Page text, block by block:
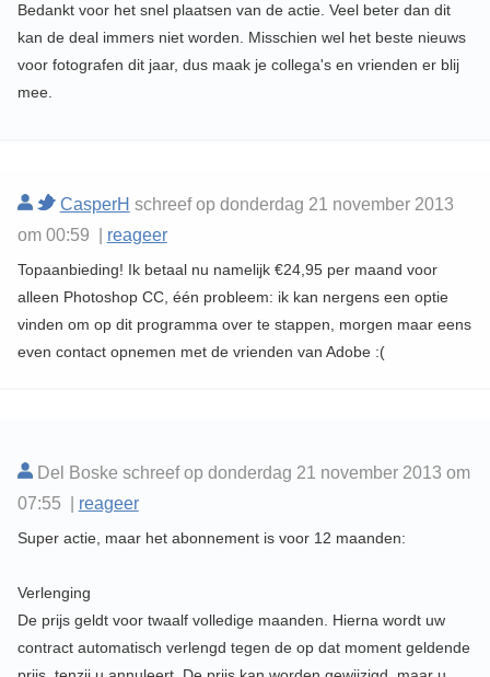
Bedankt voor het snel plaatsen van de actie. Veel beter dan dit
kan de deal immers niet worden. Misschien wel het beste nieuws
voor fotografen dit jaar, dus maak je collega's en vrienden er blij
mee.
CasperH schreef op donderdag 21 november 2013
om 00:59 | reageer
Topaanbieding! Ik betaal nu namelijk €24,95 per maand voor
alleen Photoshop CC, één probleem: ik kan nergens een optie
vinden om op dit programma over te stappen, morgen maar eens
even contact opnemen met de vrienden van Adobe :(
Del Boske schreef op donderdag 21 november 2013 om
07:55 | reageer
Super actie, maar het abonnement is voor 12 maanden:
Verlenging
De prijs geldt voor twaalf volledige maanden. Hierna wordt uw
contract automatisch verlengd tegen de op dat moment geldende